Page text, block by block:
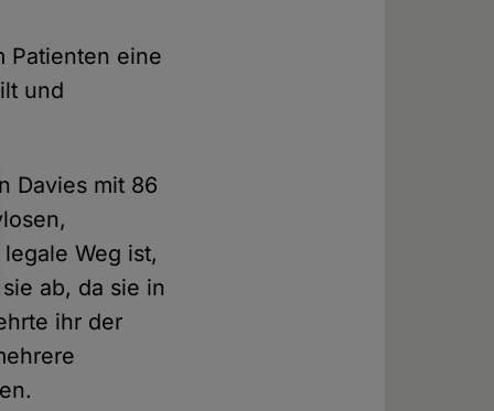
Patienten eine
und
Davies mit 86
Weg ist,
ab, da sie in
ihr der